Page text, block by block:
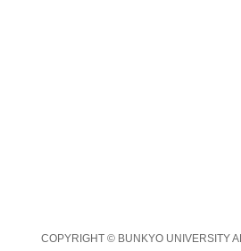
COPYRIGHT © BUNKYO UNIVERSITY